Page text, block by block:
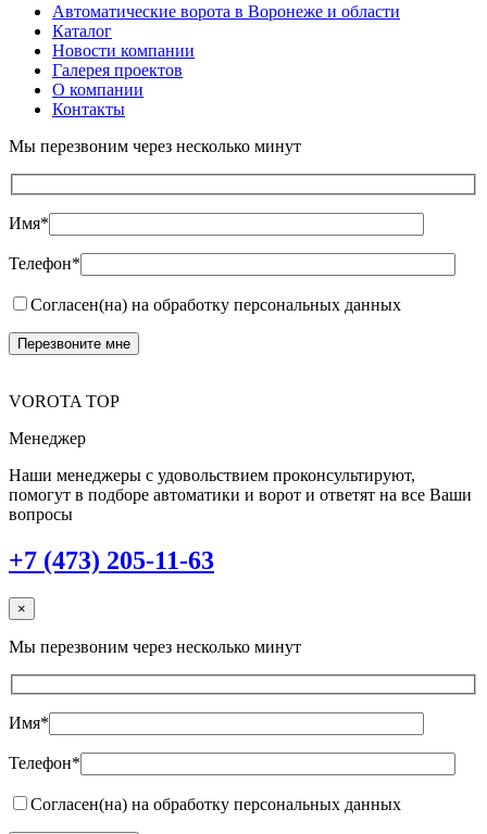
Автоматические ворота в Воронеже и области
Каталог
Новости компании
Галерея проектов
О компании
Контакты
Мы перезвоним через несколько минут
Имя*
Телефон*
Согласен(на) на обработку персональных данных
VOROTA TOP
Менеджер
Наши менеджеры с удовольствием проконсультируют,
помогут в подборе автоматики и ворот и ответят на все Ваши
вопросы
+7 (473) 205-11-63
×
Мы перезвоним через несколько минут
Имя*
Телефон*
Согласен(на) на обработку персональных данных